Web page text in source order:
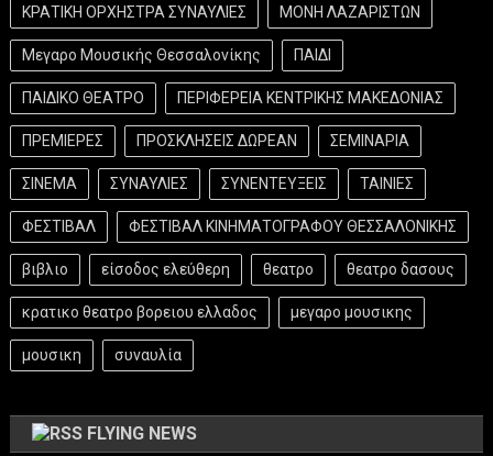
ΚΡΑΤΙΚΗ ΟΡΧΗΣΤΡΑ ΣΥΝΑΥΛΙΕΣ ΜΟΝΗ ΛΑΖΑΡΙΣΤΩΝ
Μεγαρο Μουσικής Θεσσαλονίκης ΠΑΙΔΙ
ΠΑΙΔΙΚΟ ΘΕΑΤΡΟ ΠΕΡΙΦΕΡΕΙΑ ΚΕΝΤΡΙΚΗΣ ΜΑΚΕΔΟΝΙΑΣ
ΠΡΕΜΙΕΡΕΣ ΠΡΟΣΚΛΗΣΕΙΣ ΔΩΡΕΑΝ ΣΕΜΙΝΑΡΙΑ
ΣΙΝΕΜΑ ΣΥΝΑΥΛΙΕΣ ΣΥΝΕΝΤΕΥΞΕΙΣ ΤΑΙΝΙΕΣ
ΦΕΣΤΙΒΑΛ ΦΕΣΤΙΒΑΛ ΚΙΝΗΜΑΤΟΓΡΑΦΟΥ ΘΕΣΣΑΛΟΝΙΚΗΣ
βιβλιο είσοδος ελεύθερη θεατρο θεατρο δασους
κρατικο θεατρο βορειου ελλαδος μεγαρο μουσικης
μουσικη συναυλία
FLYING NEWS